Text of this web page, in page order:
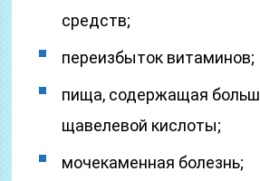
средств;
переизбыток витаминов;
пища, содержащая
щавелевой кислоты;
мочекаменная болезнь;